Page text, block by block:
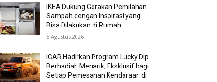
IKEA Dukung Gerakan Pemilahan
Sampah dengan Inspirasi yang
Bisa Dilakukan di Rumah
5 Agustus 2026
iCAR Hadirkan Program Lucky Dip
Berhadiah Menarik, Eksklusif bagi
Setiap Pemesanan Kendaraan di